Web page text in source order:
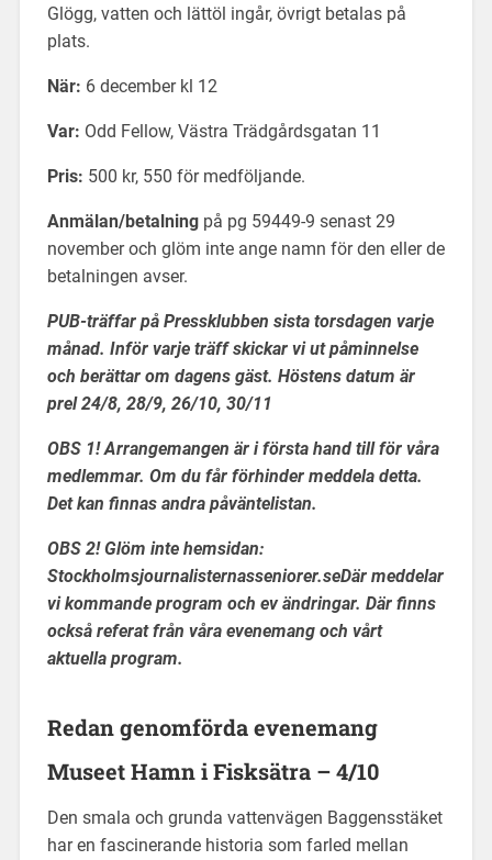
Glögg, vatten och lättöl ingår, övrigt betalas på
plats.
När: 6 december kl 12
Var: Odd Fellow, Västra Trädgårdsgatan 11
Pris: 500 kr, 550 för medföljande.
Anmälan/betalningpå pg 59449-9 senast 29
november och glöm inte ange namn för den eller de
betalningen avser.
PUB-träffar på Pressklubben sista torsdagen varje
månad. Inför varje träff skickar vi ut påminnelse
och berättar om dagens gäst. Höstens datum är
prel 24/8, 28/9, 26/10, 30/11
OBS 1! Arrangemangen är i första hand till för våra
medlemmar. Om du får förhinder meddela detta.
Det kan finnas andra påväntelistan.
OBS 2! Glöm inte hemsidan:
Stockholmsjournalisternasseniorer.seDär meddelar
vi kommande program och ev ändringar. Där finns
också referat från våra evenemang och vårt
aktuella program.
Redan genomförda evenemang
Museet Hamn i Fisksätra – 4/10
Den smala och grunda vattenvägen Baggensstäket
har en fascinerande historia som farled mellan